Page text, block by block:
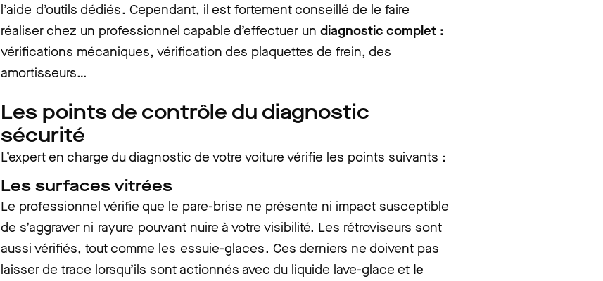
l’aide d’outils dédiés. Cependant, il est fortement conseillé de le faire
réaliser chez un professionnel capable d’effectuer un diagnostic complet :
vérifications mécaniques, vérification des plaquettes de frein, des
amortisseurs…
Les points de contrôle du diagnostic
sécurité
L’expert en charge du diagnostic de votre voiture vérifie les points suivants :
Les surfaces vitrées
Le professionnel vérifie que le pare-brise ne présente ni impact susceptible
de s’aggraver ni rayure pouvant nuire à votre visibilité. Les rétroviseurs sont
aussi vérifiés, tout comme les essuie-glaces. Ces derniers ne doivent pas
laisser de trace lorsqu’ils sont actionnés avec du liquide lave-glace et le